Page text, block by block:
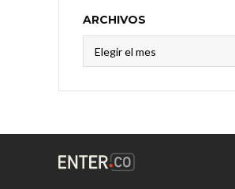
ARCHIVOS